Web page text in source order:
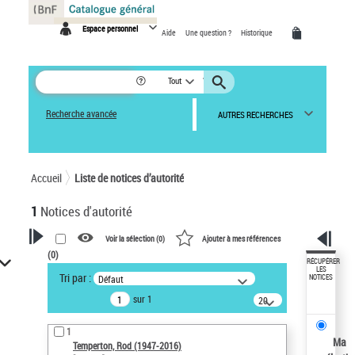
Espace personnel Aide Une question ? Historique
Tout
Recherche avancée AUTRES RECHERCHES
Accueil Liste de notices d’autorité
1 Notices d'autorité
VOTRE RECHERCHE
Recherche avancée dans les
notices d’autorité
Œuvres liées à l'auteur :
Temperton, Rod (1947-2016)
Voir la sélection (0) Ajouter à mes références
(0)
Tri par : Défaut
sur 1
20
résultats/page
1
Temperton, Rod (1947-2016)
RÉCUPÉRER
LES
NOTICES
Ma
Panneau de gestion des cookies